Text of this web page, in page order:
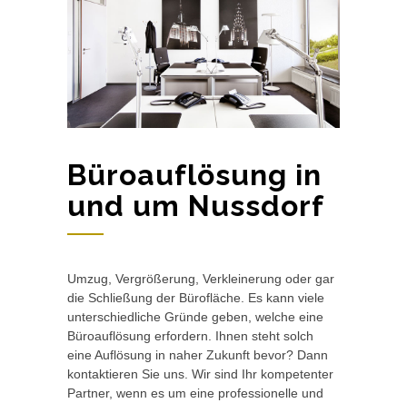
Büroauflösung in
und um Nussdorf
Umzug, Vergrößerung, Verkleinerung oder gar
die Schließung der Bürofläche. Es kann viele
unterschiedliche Gründe geben, welche eine
Büroauflösung erfordern. Ihnen steht solch
eine Auflösung in naher Zukunft bevor? Dann
kontaktieren Sie uns. Wir sind Ihr kompetenter
Partner, wenn es um eine professionelle und